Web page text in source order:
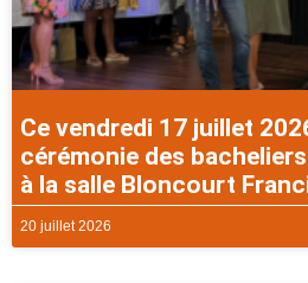
Ce vendredi 17 juillet
cérémonie des
à la salle Bloncourt
20 juillet 2026